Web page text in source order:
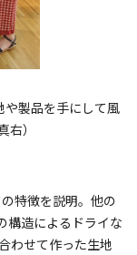
や製品を手にして風
）
特徴を説明。他の
構造によるドライな
わせて作った生地